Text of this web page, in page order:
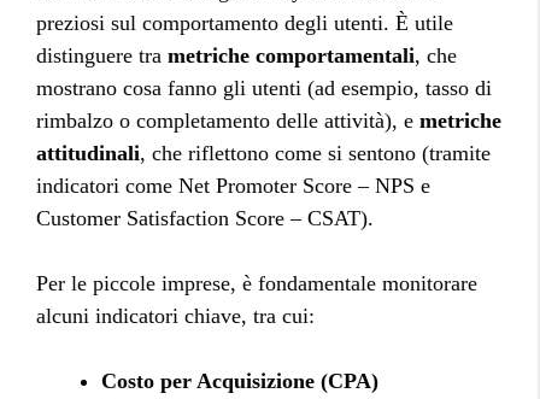
preziosi sul comportamento degli utenti. È utile
distinguere tra metriche comportamentali, che
mostrano cosa fanno gli utenti (ad esempio, tasso di
rimbalzo o completamento delle attività), e metriche
attitudinali, che riflettono come si sentono (tramite
indicatori come Net Promoter Score – NPS e
Customer Satisfaction Score – CSAT).
Per le piccole imprese, è fondamentale monitorare
alcuni indicatori chiave, tra cui:
Costo per Acquisizione (CPA)